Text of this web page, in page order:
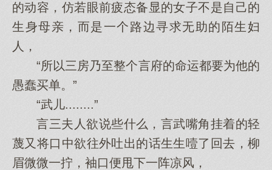
的动容，仿若眼前疲态备显的女子不是自己的
生身母亲，而是一个路边寻求无助的陌生妇
人，
“所以三房乃至整个言府的命运都要为他的
愚蠢买单。”
“武儿........”
言三夫人欲说些什么，言武嘴角挂着的轻
蔑又将口中欲往外吐出的话生生噎了回去，柳
眉微微一拧，袖口便甩下一阵凉风，